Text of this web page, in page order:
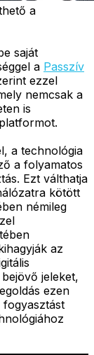
a
saját
a Passzív
ezzel
nemcsak a
is
a technológia
a folyamatos
Ezt válthatja
kötött
némileg
az
jeleket,
ezen